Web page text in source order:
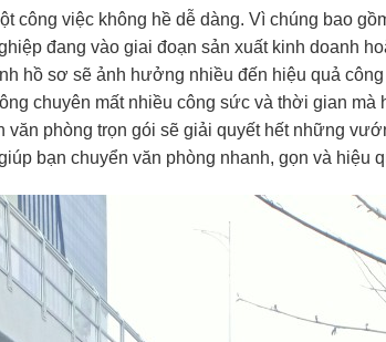
công việc không hề dễ dàng. Vì chúng bao
đang vào giai đoạn sản xuất kinh doanh
hồ sơ sẽ ảnh hưởng nhiều đến hiệu quả
chuyên mất nhiều công sức và thời gian
văn phòng trọn gói sẽ giải quyết hết những
bạn chuyển văn phòng nhanh, gọn và hiệu